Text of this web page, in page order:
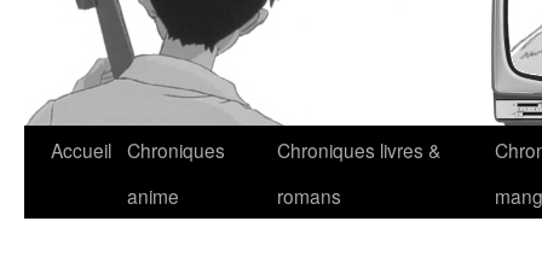
Accueil Chroniques
anime
Chroniques livres &
romans